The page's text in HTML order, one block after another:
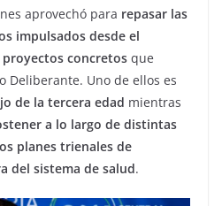
aprovechó para repasar las
impulsados desde el
proyectos concretos que
Deliberante. Uno de ellos es
de la tercera edad mientras
a lo largo de distintas
planes trienales de
del sistema de salud.